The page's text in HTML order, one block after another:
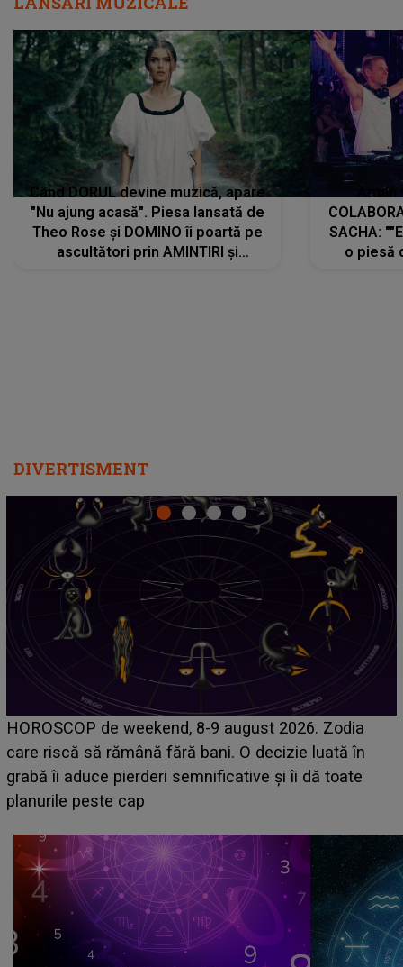
Când DORUL devine muzică, apare
"Nu ajung acasă". Piesa lansată de
Theo Rose și DOMINO îi poartă pe
ascultători prin AMINTIRI și
SACHA:
o piesă
DIVERTISMENT
Emanuel a ținut ACEST DETALIU ASCUNS până
acum! În fața Alexandrei, concurentul din Casa Iubirii
face o MĂRTURISIRE NEAȘTEPTATĂ despre mama
sa: "I-am spus și ei în față, eu nu te iubesc pentru